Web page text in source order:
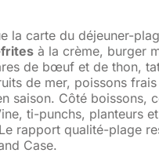
la carte du déjeuner-
à la crème, burger
de bœuf et de thon,
de mer, poissons
saison. Côté boissons,
ti-punchs, planteurs
rapport qualité-plage
Case.